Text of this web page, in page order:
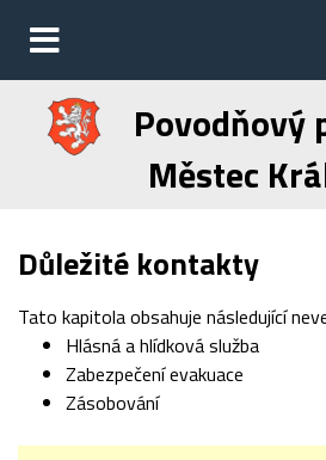
Povodňový
Městec
Důležité kontakty
Tato kapitola obsahuje následující
Hlásná a hlídková služba
Zabezpečení evakuace
Zásobování